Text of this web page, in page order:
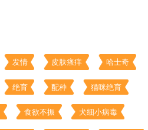
发情 皮肤瘙痒 哈士奇
绝育 配种 猫咪绝育
食欲不振 犬细小病毒